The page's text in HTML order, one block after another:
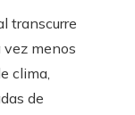
transcurre
menos
clima,
de